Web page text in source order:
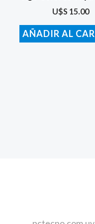
U$S 15.00
AÑADIR AL